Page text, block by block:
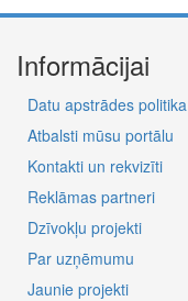
Informācijai
Datu apstrādes politika
Atbalsti mūsu portālu
Kontakti un rekvizīti
Reklāmas partneri
Dzīvokļu projekti
Par uzņēmumu
Jaunie projekti